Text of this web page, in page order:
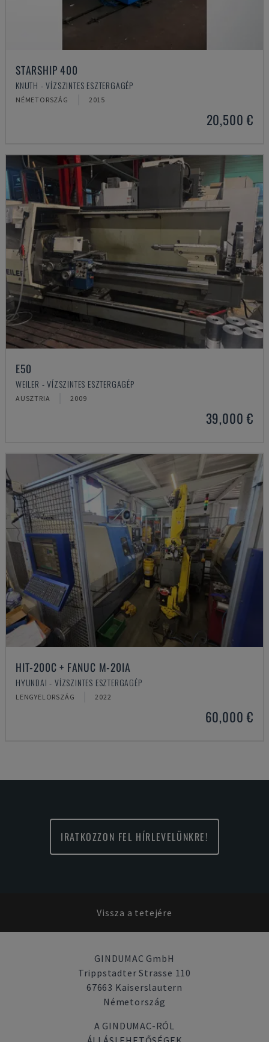
STARSHIP 400
KNUTH - VÍZSZINTES ESZTERGAGÉP
NÉMETORSZÁG 2015
20,500 €
E50
WEILER - VÍZSZINTES ESZTERGAGÉP
AUSZTRIA 2009
39,000 €
HIT-200C + FANUC M-20IA
HYUNDAI - VÍZSZINTES ESZTERGAGÉP
LENGYELORSZÁG 2022
60,000 €
IRATKOZZON FEL HÍRLEVELÜNKRE!
Vissza a tetejére
GINDUMAC GmbH
Trippstadter Strasse 110
67663 Kaiserslautern
Németország
A GINDUMAC-RÓL